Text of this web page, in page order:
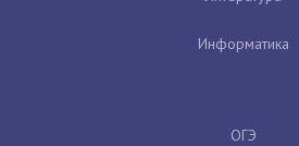
Информатика
ОГЭ